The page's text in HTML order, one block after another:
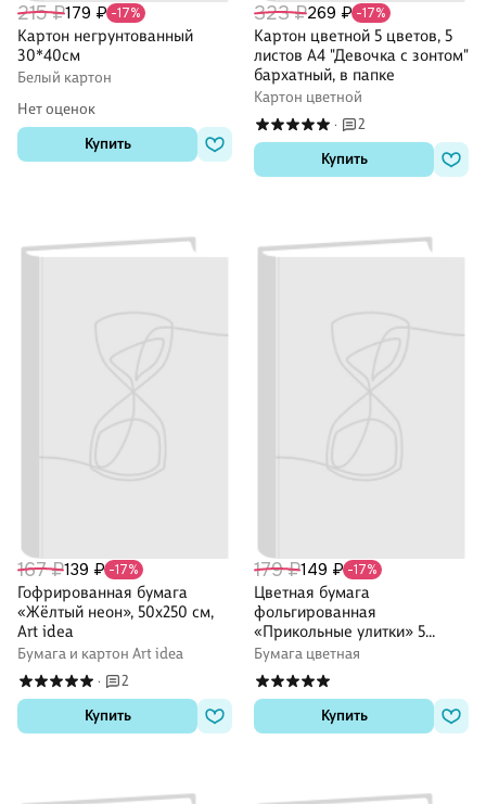
215 ₽179 ₽ -17%
Картон негрунтованный
30*40см
Белый картон
Нет оценок
Купить
323 ₽269 ₽ -17%
Картон цветной 5 цветов, 5
листов А4 "Девочка с зонтом"
бархатный, в папке
Картон цветной
·
2
Купить
167 ₽139 ₽ -17%
Гофрированная бумага
«Жёлтый неон», 50х250 см,
Art idea
Бумага и картон Art idea
·
2
Купить
179 ₽149 ₽ -17%
Цветная бумага
фольгированная
«Прикольные улитки» 5
цветов 5 листов А4, Hatber
Бумага цветная
Купить